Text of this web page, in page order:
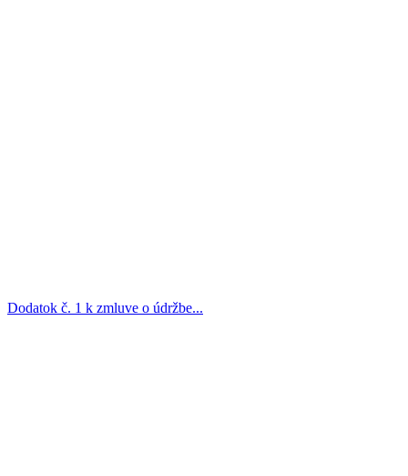
Dodatok č. 1 k zmluve o údržbe...